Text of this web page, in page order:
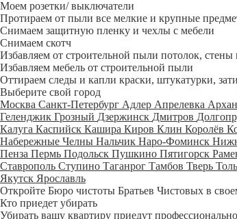
Моем розетки/ выключатели
Протираем от пыли все мелкие и крупные
Снимаем защитную пленку и чехлы с мебели
Снимаем скотч
Избавляем от строительной пыли потолок, стены
Избавляем мебель от строительной пыли
Оттираем следы и капли краски, штукатурки,
Выберите свой город
Москва Санкт-Петербург Адлер Апрелевка
Геленджик Грозный Дзержинск Дмитров
Калуга Каспийск Кашира Киров Клин Королёв
Набережные Челны Нальчик Наро-Фоминск
Пенза Пермь Подольск Пушкино Пятигорск
Ставрополь Ступино Таганрог Тамбов Тверь
Якутск Ярославль
Откройте Бюро чистоты Братьев Чистовых в
Кто приедет убирать
Убирать вашу квартиру приедут